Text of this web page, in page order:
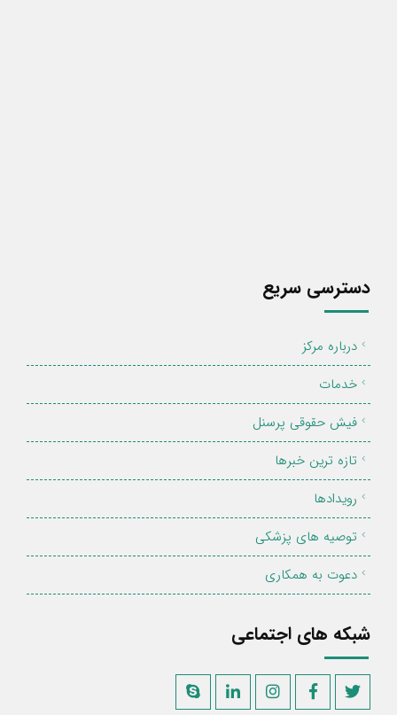
دسترسی سریع
درباره مرکز
خدمات
فیش حقوقی پرسنل
تازه ترین خبرها
رویدادها
توصیه های پزشکی
دعوت به همکاری
شبکه های اجتماعی